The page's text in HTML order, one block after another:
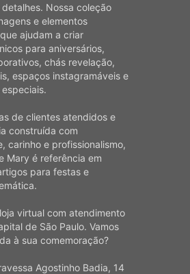
Nossa coleção
e elementos
ajudam a criar
para aniversários,
chás revelação,
espaços instagramáveis e
de clientes atendidos e
construída com
carinho e profissionalismo,
Mary é referência em
para festas e
virtual com atendimento
de São Paulo. Vamos
à sua comemoração?
Agostinho Badia, 14